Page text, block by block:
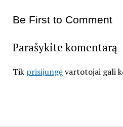
Be First to Comment
Parašykite komentarą
Tik prisijungęvartotojai gali